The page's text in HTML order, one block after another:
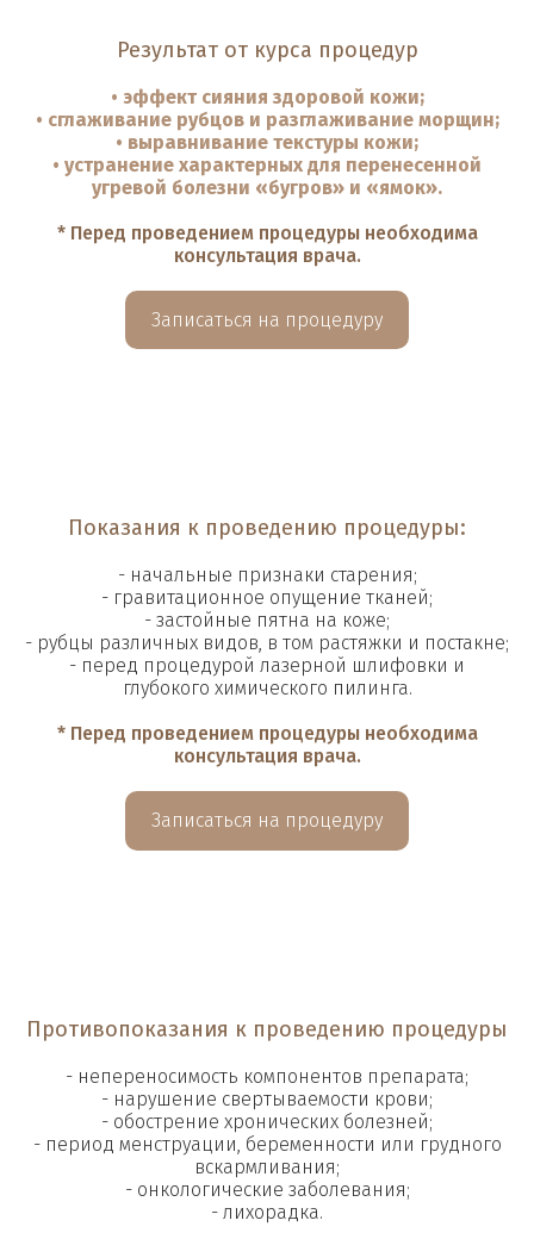
Результат от курса процедур
• эффект сияния здоровой кожи;
• сглаживание рубцов и разглаживание морщин;
• выравнивание текстуры кожи;
• устранение характерных для перенесенной
угревой болезни «бугров» и «ямок».
* Перед проведением процедуры необходима
консультация врача.
Записаться на процедуру
Показания к проведению процедуры:
- начальные признаки старения;
- гравитационное опущение тканей;
- застойные пятна на коже;
- рубцы различных видов, в том растяжки и постакне;
- перед процедурой лазерной шлифовки и
глубокого химического пилинга.
* Перед проведением процедуры необходима
консультация врача.
Записаться на процедуру
Противопоказания к проведению процедуры
- непереносимость компонентов препарата;
- нарушение свертываемости крови;
- обострение хронических болезней;
- период менструации, беременности или грудного
вскармливания;
- онкологические заболевания;
- лихорадка.